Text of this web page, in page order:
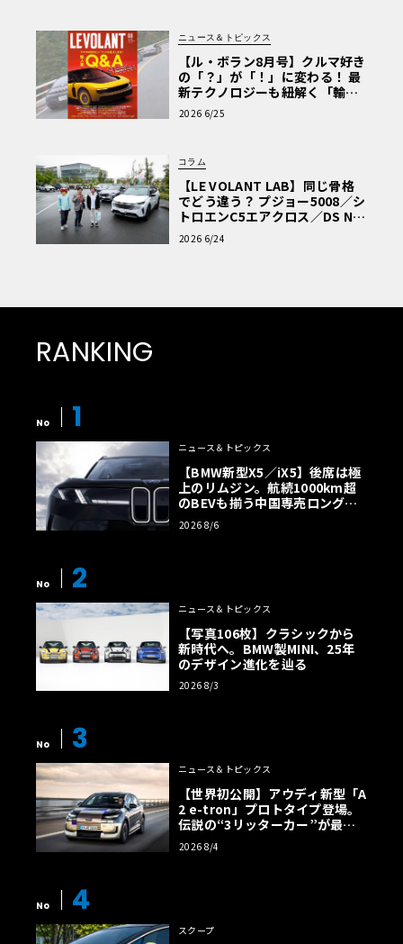
ニュース＆トピックス
【ル・ボラン8月号】クルマ好き
の「？」が「！」に変わる！ 最
新テクノロジーも紐解く「輸入
車Q&A」
2026 6/25
コラム
【LE VOLANT LAB】同じ骨格
でどう違う？ プジョー5008／シ
トロエンC5エアクロス／DS Nº4
読者一気乗りレポート
2026 6/24
RANKING
No 1
ニュース＆トピックス
【BMW新型X5／iX5】後席は極
上のリムジン。航続1000km超
のBEVも揃う中国専売ロング仕
様の全貌
2026 8/6
No 2
ニュース＆トピックス
【写真106枚】クラシックから
新時代へ。BMW製MINI、25年
のデザイン進化を辿る
2026 8/3
No 3
ニュース＆トピックス
【世界初公開】アウディ新型「A
2 e-tron」プロトタイプ登場。
伝説の“3リッターカー”が最高
効率エントリーBEVとして復活
【画像38枚】
2026 8/4
No 4
スクープ